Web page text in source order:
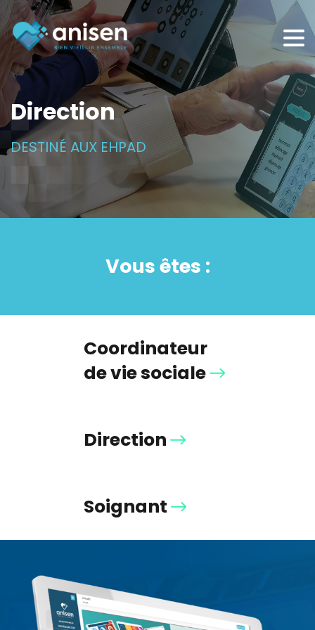
Direction
DESTINÉ AUX EHPAD
Vous êtes :
Coordinateur
de vie sociale
Direction
Soignant
01
Panneau de gestion des cookies